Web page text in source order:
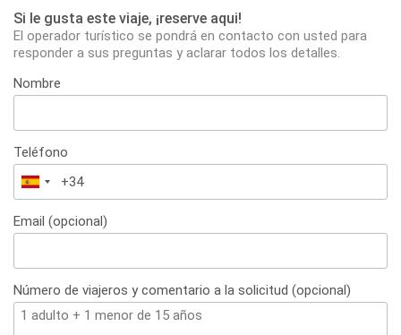
Si le gusta este viaje, ¡reserve aqui!
El operador turístico se pondrá en contacto con usted para
responder a sus preguntas y aclarar todos los detalles.
Nombre
Teléfono
España
+34
Email (opcional)
Número de viajeros y comentario a la solicitud (opcional)